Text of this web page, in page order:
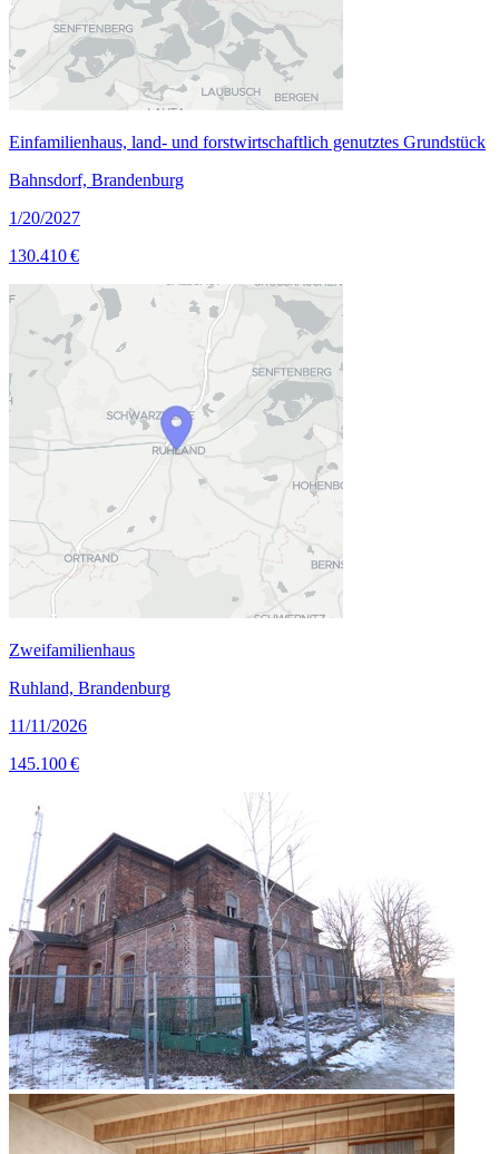
Einfamilienhaus, land- und forstwirtschaftlich genutztes Grundstück
Bahnsdorf, Brandenburg
1/20/2027
130.410 €
Zweifamilienhaus
Ruhland, Brandenburg
11/11/2026
145.100 €